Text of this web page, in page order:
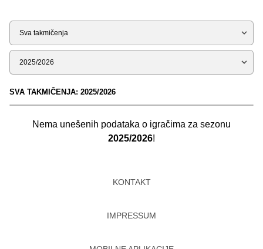
Tip
Sezona
SVA TAKMIČENJA: 2025/2026
Nema unešenih podataka o igračima za sezonu
2025/2026!
KONTAKT
IMPRESSUM